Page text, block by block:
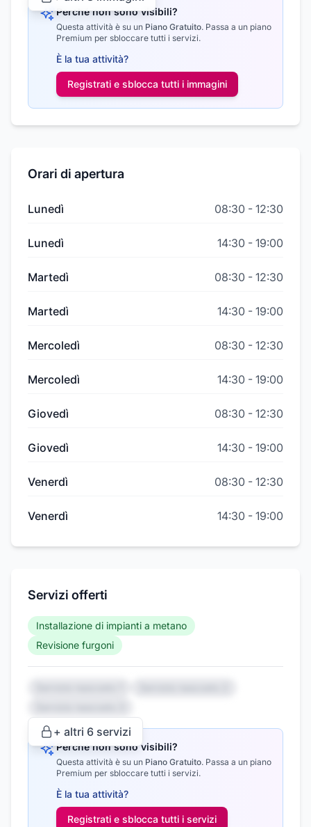
Perché non sono visibili?
Questa attività è su un Piano Gratuito. Passa a un piano
Premium per sbloccare tutti i servizi.
È la tua attività?
Registrati e sblocca tutti i immagini
Orari di apertura
Lunedì 08:30 - 12:30
Lunedì 14:30 - 19:00
Martedì 08:30 - 12:30
Martedì 14:30 - 19:00
Mercoledì 08:30 - 12:30
Mercoledì 14:30 - 19:00
Giovedì 08:30 - 12:30
Giovedì 14:30 - 19:00
Venerdì 08:30 - 12:30
Venerdì 14:30 - 19:00
Servizi offerti
Installazione di impianti a metano
Revisione furgoni
+ altri 6 servizi
Perché non sono visibili?
Questa attività è su un Piano Gratuito. Passa a un piano
Premium per sbloccare tutti i servizi.
È la tua attività?
Registrati e sblocca tutti i servizi